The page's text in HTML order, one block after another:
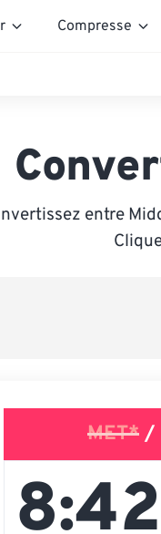
Compresse
entre
MET* /